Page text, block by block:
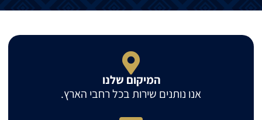
המיקום שלנו
אנו נותנים שירות בכל רחבי הארץ.